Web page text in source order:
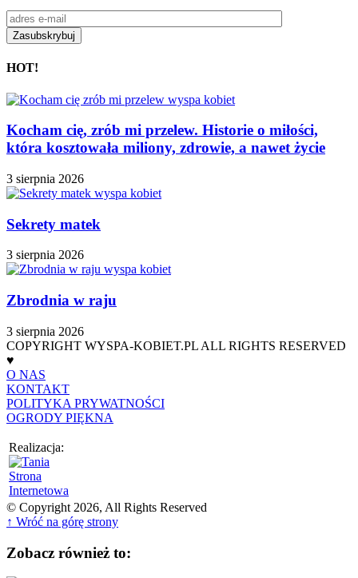
HOT!
Kocham cię, zrób mi przelew. Historie o miłości,
która kosztowała miliony, zdrowie, a nawet życie
3 sierpnia 2026
Sekrety matek
3 sierpnia 2026
Zbrodnia w raju
3 sierpnia 2026
COPYRIGHT WYSPA-KOBIET.PL ALL RIGHTS RESERVED
♥
O NAS
KONTAKT
POLITYKA PRYWATNOŚCI
OGRODY PIĘKNA
Realizacja:
© Copyright 2026, All Rights Reserved
↑ Wróć na górę strony
Zobacz również to: